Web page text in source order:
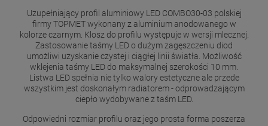
Uzupełniający profil aluminiowy LED COMBO30-03 polskiej
firmy TOPMET wykonany z aluminium anodowanego w
kolorze czarnym. Klosz do profilu występuje w wersji mlecznej.
Zastosowanie taśmy LED o dużym zagęszczeniu diod
umożliwi uzyskanie czystej i ciągłej linii światła. Możliwość
wklejenia taśmy LED do maksymalnej szerokości 10 mm.
Listwa LED spełnia nie tylko walory estetyczne ale przede
wszystkim jest doskonałym radiatorem - odprowadzającym
ciepło wydobywane z taśm LED.
Odpowiedni rozmiar profilu oraz jego prosta forma poszerza